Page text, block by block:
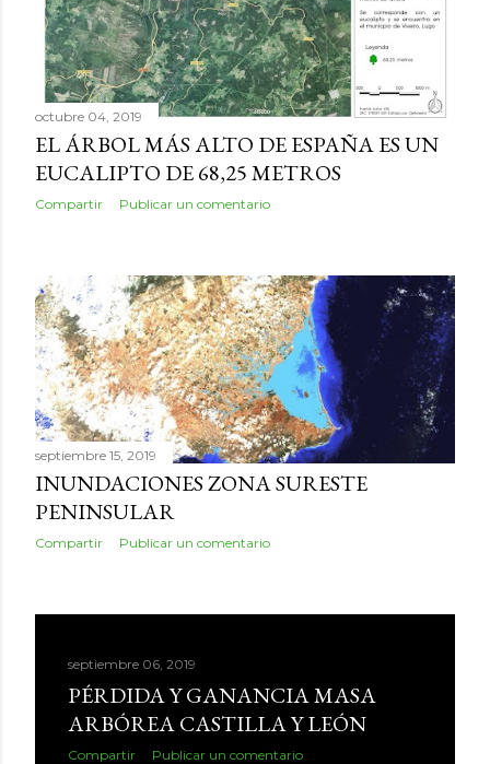
octubre 04, 2019
EL ÁRBOL MÁS ALTO DE ESPAÑA ES UN
EUCALIPTO DE 68,25 METROS
Compartir Publicar un comentario
septiembre 15, 2019
INUNDACIONES ZONA SURESTE
PENINSULAR
Compartir Publicar un comentario
septiembre 06, 2019
PÉRDIDA Y GANANCIA MASA
ARBÓREA CASTILLA Y LEÓN
Compartir Publicar un comentario